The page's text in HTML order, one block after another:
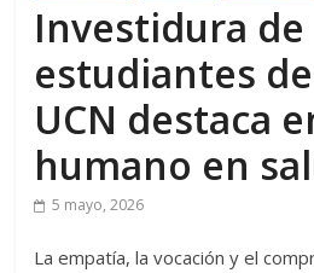
Investidura de
estudiantes
UCN destaca
humano en
5 mayo, 2026
La empatía, la vocación y el